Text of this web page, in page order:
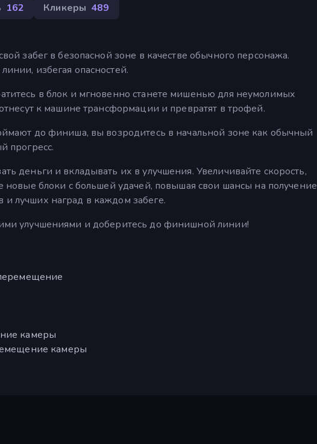
162 Кликеры 489
забег в безопасной зоне в качестве обычного персонажа.
избегая опасностей.
в блок и мгновенно станете мишенью для неумолимых
к машине трансформации и превратят в трофей.
до финиша, вы возродитесь в начальной зоне как обычный
прогресс.
деньги и вкладывать их в улучшения. Увеличивайте скорость,
новые блоки с большей удачей, повышая свои шансы на получение
лучших наград в каждом забеге.
улучшениями и доберитесь до финишной линии!
камеры
камеры